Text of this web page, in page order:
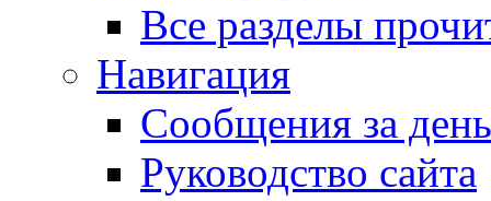
Все разделы
Навигация
Сообщения за день
Руководство сайта